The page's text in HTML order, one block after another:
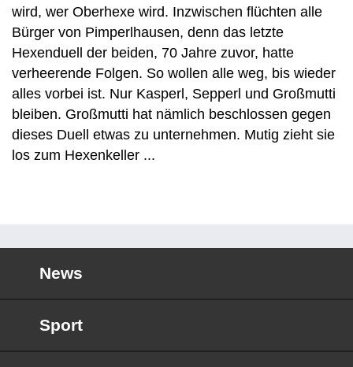
wird, wer Oberhexe wird. Inzwischen flüchten alle
Bürger von Pimperlhausen, denn das letzte
Hexenduell der beiden, 70 Jahre zuvor, hatte
verheerende Folgen. So wollen alle weg, bis wieder
alles vorbei ist. Nur Kasperl, Sepperl und Großmutti
bleiben. Großmutti hat nämlich beschlossen gegen
dieses Duell etwas zu unternehmen. Mutig zieht sie
los zum Hexenkeller ...
News
Sport